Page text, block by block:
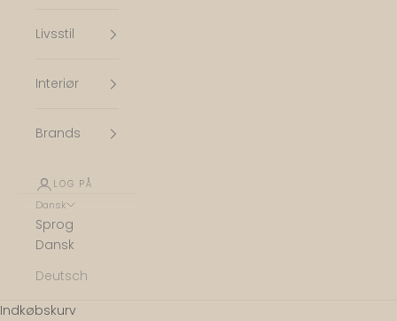
Livsstil
Interiør
Brands
LOG PÅ
Dansk
Sprog
Dansk
Deutsch
Indkøbskurv